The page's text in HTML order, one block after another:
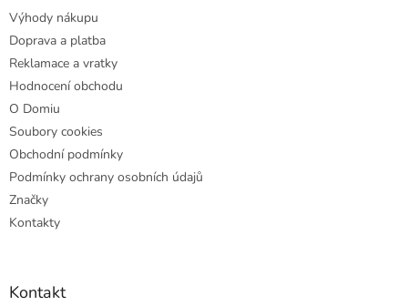
Výhody nákupu
Doprava a platba
Reklamace a vratky
Hodnocení obchodu
O Domiu
Soubory cookies
Obchodní podmínky
Podmínky ochrany osobních údajů
Značky
Kontakty
Kontakt